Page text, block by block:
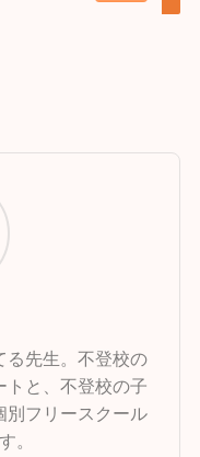
る先生。不登校の
トと、不登校の子
別フリースクール
。